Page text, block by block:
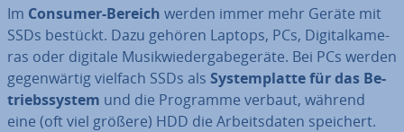
Im Consumer-Bereich werden immer mehr Geräte mit
SSDs bestückt. Dazu gehören Laptops, PCs, Di­gi­tal­ka­me­
ras oder digitale Mu­sik­wie­der­ga­be­ge­rä­te. Bei PCs werden
ge­gen­wär­tig vielfach SSDs als Sys­tem­plat­te für das Be­
triebs­sys­tem und die Programme verbaut, während
eine (oft viel größere) HDD die Ar­beits­da­ten speichert.